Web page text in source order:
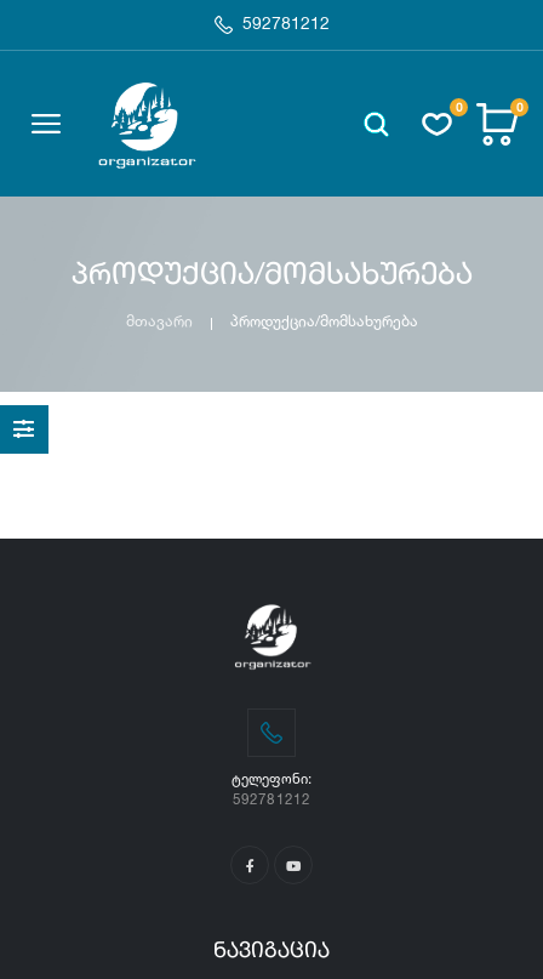
592781212
0 0
პროდუქცია/მომსახურება
მთავარი პროდუქცია/მომსახურება
ᲢᲔᲚᲔᲤᲝᲜᲘ:
592781212
ნავიგაცია